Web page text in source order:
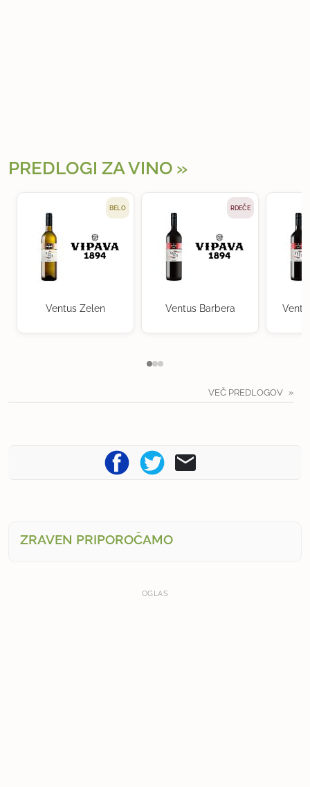
PREDLOGI ZA VINO
BELO
Ventus Zelen
RDEČE
Ventus Barbera
VEČ PREDLOGOV
ZRAVEN PRIPOROČAMO
OGLAS